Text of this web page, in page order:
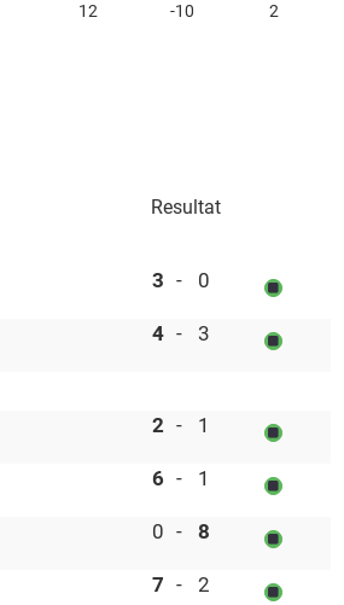
12 -10 2
Resultat
Njurunda SK vs Tegs SK
3 - 0
Modo Hockey vs
4 - 3
Tegs SK vs Modo Hockey
2 - 1
Östersund IK vs
6 - 1
Tegs SK vs Östersund IK
0 - 8
Modo Hockey vs
7 - 2